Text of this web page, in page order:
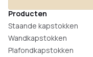
Producten
Staande kapstokken
Wandkapstokken
Plafondkapstokken